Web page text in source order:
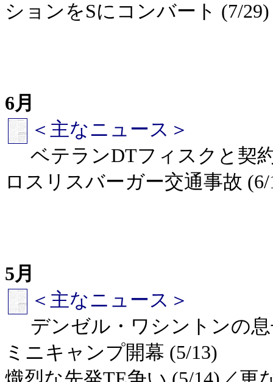
ションをSにコンバート (7/29)
6月
＜主なニュース＞
ベテランDTフィスクと契
ロスリスバーガー交通事故
5月
＜主なニュース＞
デンゼル・ワシントンの
ミニキャンプ開幕 (5/13)